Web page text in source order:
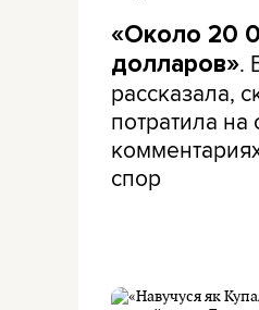
«Около 20
долларов».
рассказала,
потратила на
спор